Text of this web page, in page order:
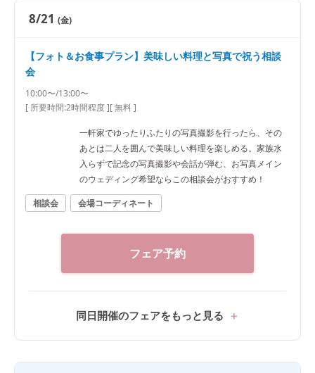
8/21 (金)
【フォト＆お食事プラン】美味しい料理と写真で祝う相談
会
10:00〜/13:00〜
[ 所要時間:2時間程度][ 無料 ]
一軒家でゆったりふたりの写真撮影を行ったら、その
あとは二人を囲んで美味しい料理を楽しめる。家族水
入らずで記念の写真撮影や会話が弾む、お写真メイン
のウェディング希望ならこの相談会がおすすめ！
相談会
会場コーディネート
フェア予約
同日開催のフェアをもっと見る